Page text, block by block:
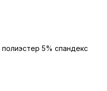
5% спандекс